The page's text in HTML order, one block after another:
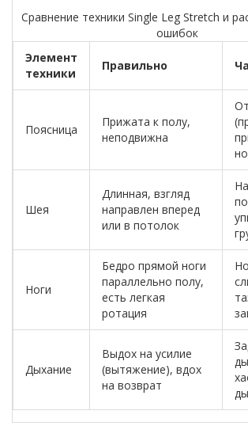
Сравнение техники Single Leg Stretch и
ошибок
Элемент
техники
Правильно
Поясница
Прижата к полу,
неподвижна
Шея
Длинная, взгляд
направлен вперед
или в потолок
Ноги
Бедро прямой ноги
параллельно полу,
есть легкая
ротация
Дыхание
Выдох на усилие
(вытяжение), вдох
на возврат